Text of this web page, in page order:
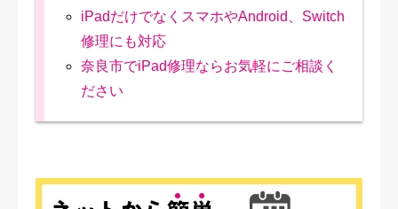
iPadだけでなくスマホやAndroid、Switch
修理にも対応
奈良市でiPad修理ならお気軽にご相談く
ださい